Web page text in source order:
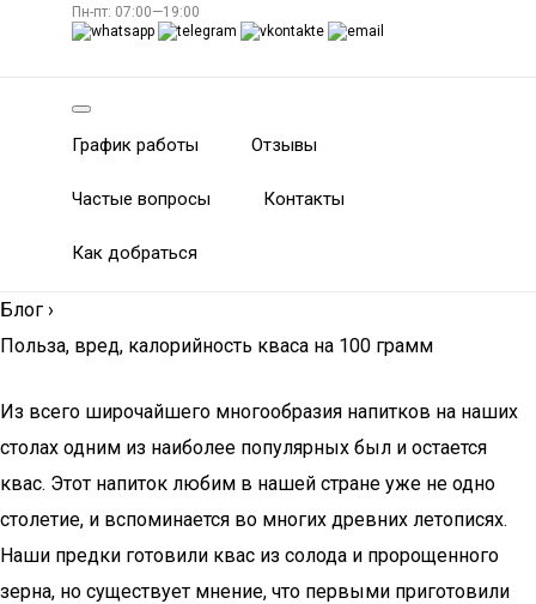
Пн-пт: 07:00—19:00
График работы Отзывы
Частые вопросы Контакты
Как добраться
Блог ›
Польза, вред, калорийность кваса на 100 грамм
Из всего широчайшего многообразия напитков на наших
столах одним из наиболее популярных был и остается
квас. Этот напиток любим в нашей стране уже не одно
столетие, и вспоминается во многих древних летописях.
Наши предки готовили квас из солода и пророщенного
зерна, но существует мнение, что первыми приготовили